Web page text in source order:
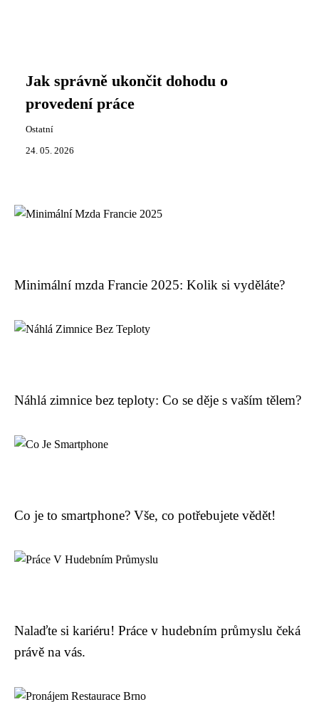
Jak správně ukončit dohodu o
provedení práce
Ostatní
24. 05. 2026
Minimální mzda Francie 2025: Kolik si vyděláte?
Náhlá zimnice bez teploty: Co se děje s vaším tělem?
Co je to smartphone? Vše, co potřebujete vědět!
Nalaďte si kariéru! Práce v hudebním průmyslu čeká
právě na vás.